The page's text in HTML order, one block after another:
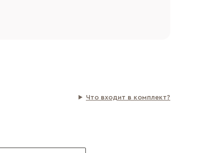
Что входит в комплект?